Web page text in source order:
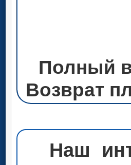
Полный
Возврат
Наш